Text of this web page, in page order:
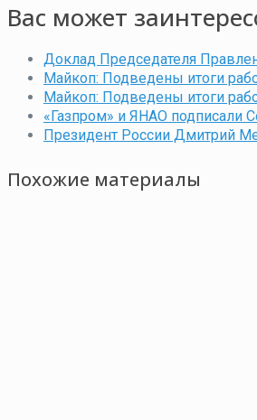
Вас может
Доклад Председателя
Майкоп: Подведены итоги
Майкоп: Подведены итоги
«Газпром» и ЯНАО подписали
Президент России Дмитрий
Похожие материалы